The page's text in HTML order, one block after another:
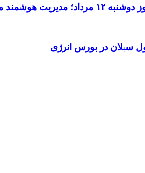
سلامت کارکنان
سبلان در بورس انرژی